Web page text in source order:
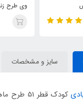
اینتکس قطر
سایز و مشخصات
کودک